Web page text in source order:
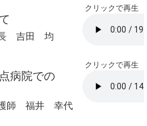
長 吉田 均
クリックで再生
病院での
護師 福井 幸代
クリックで再生